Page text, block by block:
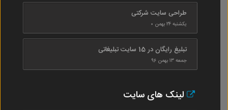
طراحی سایت شرکتی
یکشنبه ۲۴ بهمن ۰
تبلیغ رایگان در 15 سایت تبلیغاتی
جمعه ۱۳ بهمن ۹۶
لینک های سایت